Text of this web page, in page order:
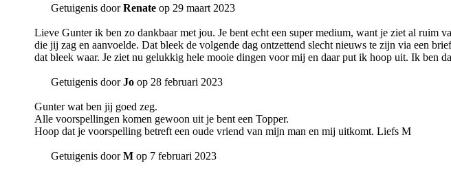
Getuigenis doorRenate op 29 maart 2023
Lieve Gunter ik ben zo dankbaar met jou. Je bent echt een super medium, want je ziet al ruim
die jij zag en aanvoelde. Dat bleek de volgende dag ontzettend slecht nieuws te zijn via een
dat bleek waar. Je ziet nu gelukkig hele mooie dingen voor mij en daar put ik hoop uit. Ik ben
Getuigenis doorJo op 28 februari 2023
Gunter wat ben jij goed zeg.
Alle voorspellingen komen gewoon uit je bent een Topper.
Hoop dat je voorspelling betreft een oude vriend van mijn man en mij uitkomt. Liefs M
Getuigenis doorM op 7 februari 2023